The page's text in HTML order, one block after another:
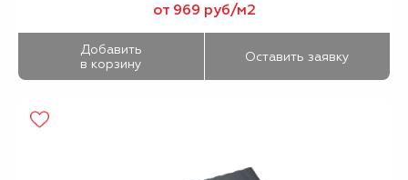
от 969 руб/м2
Добавить
в корзину
Оставить заявку